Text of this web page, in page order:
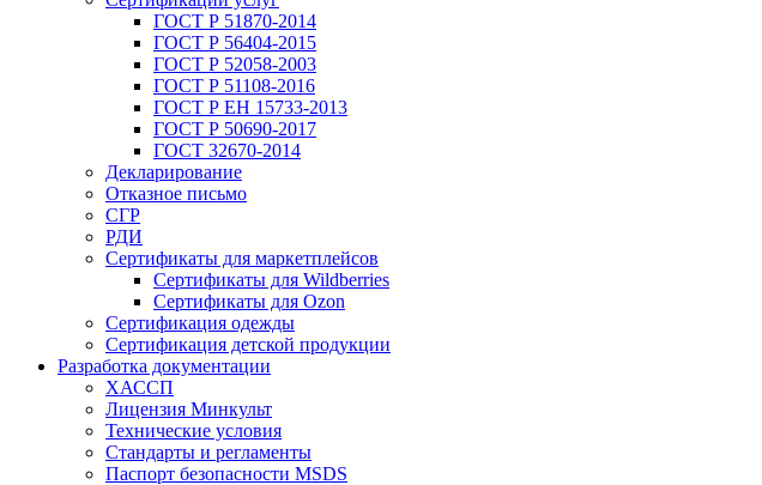
ГОСТ Р 51870-2014
ГОСТ Р 56404-2015
ГОСТ Р 52058-2003
ГОСТ Р 51108-2016
ГОСТ Р ЕН 15733-2013
ГОСТ Р 50690-2017
ГОСТ 32670-2014
Декларирование
Отказное письмо
СГР
РДИ
Сертификаты для маркетплейсов
Сертификаты для Wildberries
Сертификаты для Ozon
Сертификация одежды
Сертификация детской продукции
Разработка документации
ХАССП
Лицензия Минкульт
Технические условия
Стандарты и регламенты
Паспорт безопасности MSDS